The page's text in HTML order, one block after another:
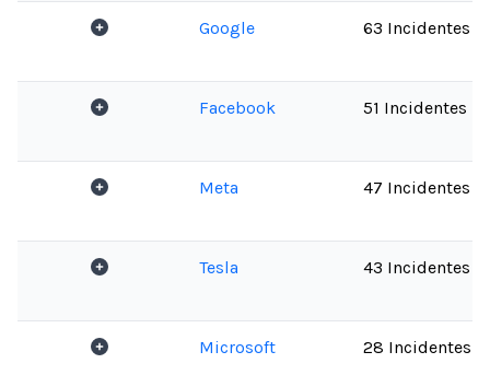
Google 63 Incidentes
Facebook 51 Incidentes
Meta 47 Incidentes
Tesla 43 Incidentes
Microsoft 28 Incidentes